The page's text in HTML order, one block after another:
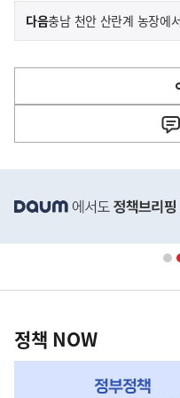
이
전
다
음
다음기
사
충남 천안 산란계 농장에
단
영
책
NOW,
정책 NOW